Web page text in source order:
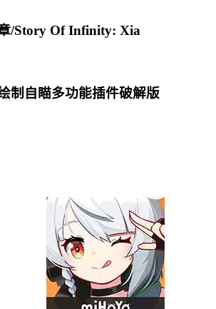
/Story Of Infinity: Xia
制自瞄多功能插件破解版